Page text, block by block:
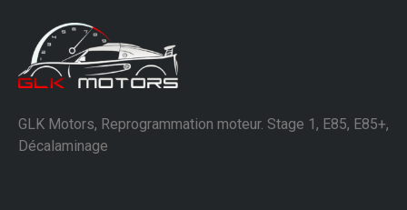
GLK Motors, Reprogrammation moteur. Stage 1, E85, E85+,
Décalaminage